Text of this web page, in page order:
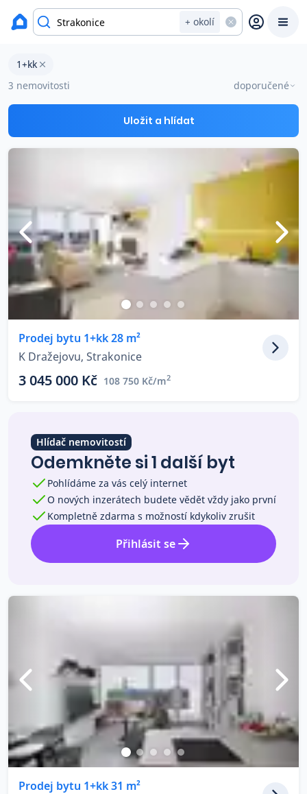
+ okolí
Prodat
Prodej s Reas.cz
Ceny prodaných nemovitostí
Okamžitý výkup
Přehled realitních makléřů
Co říkají naši zákazníci
Blog
O nás
okres Strakonice
Byty 1+kk na prodej Strakonice
1+kk
3 nemovitosti
doporučené
Uložit a hlídat
Prodej bytu 1+kk 28 m²
K Dražejovu, Strakonice
3 045 000 Kč 108 750 Kč/m2
Hlídač nemovitostí
Odemkněte si 1 další byt
Pohlídáme za vás celý internet
O nových inzerátech budete vědět vždy jako první
Kompletně zdarma s možností kdykoliv zrušit
Přihlásit se
Prodej bytu 1+kk 31 m²